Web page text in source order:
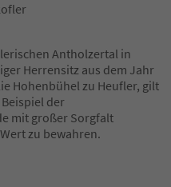
Antholzertal in
Herrensitz aus dem Jahr
Hohenbühel zu Heufler, gilt
der
mit großer Sorgfalt
zu bewahren.